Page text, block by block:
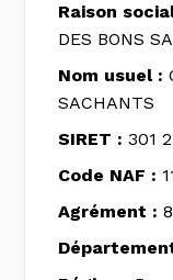
Raison
DES BONS
Nom usuel :
SACHANTS
SIRET : 301
Code NAF :
Agrément :